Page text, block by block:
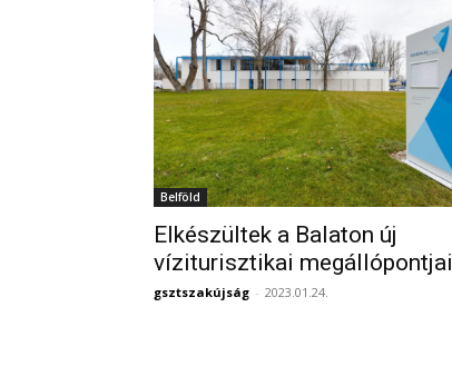
Belföld
Elkészültek a Balaton új
víziturisztikai megállópontjai
gsztszakújság - 2023.01.24.